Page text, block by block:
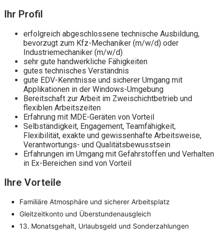
Ihr Profil
erfolgreich abgeschlossene technische Ausbildung,
bevorzugt zum Kfz-Mechaniker (m/w/d) oder
Industriemechaniker (m/w/d)
sehr gute handwerkliche Fähigkeiten
gutes technisches Verständnis
gute EDV-Kenntnisse und sicherer Umgang mit
Applikationen in der Windows-Umgebung
Bereitschaft zur Arbeit im Zweischichtbetrieb und
flexiblen Arbeitszeiten
Erfahrung mit MDE-Geräten von Vorteil
Selbständigkeit, Engagement, Teamfähigkeit,
Flexibilität, exakte und gewissenhafte Arbeitsweise,
Verantwortungs- und Qualitätsbewusstsein
Erfahrungen im Umgang mit Gefahrstoffen und Verhalten
in Ex-Bereichen sind von Vorteil
Ihre Vorteile
Familiäre Atmosphäre und sicherer Arbeitsplatz
Gleitzeitkonto und Überstundenausgleich
13. Monatsgehalt, Urlaubsgeld und Sonderzahlungen